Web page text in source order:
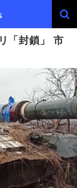
「封鎖」 市